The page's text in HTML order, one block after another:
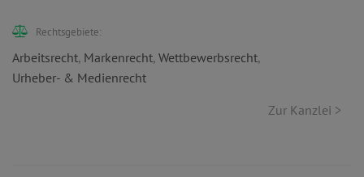
Rechtsgebiete:
Arbeitsrecht, Markenrecht, Wettbewerbsrecht,
Urheber- & Medienrecht
Zur Kanzlei >